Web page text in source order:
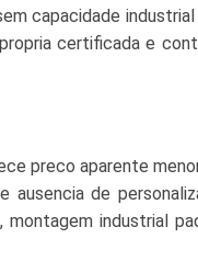
capacidade
certificada e
preco aparente
de
industrial